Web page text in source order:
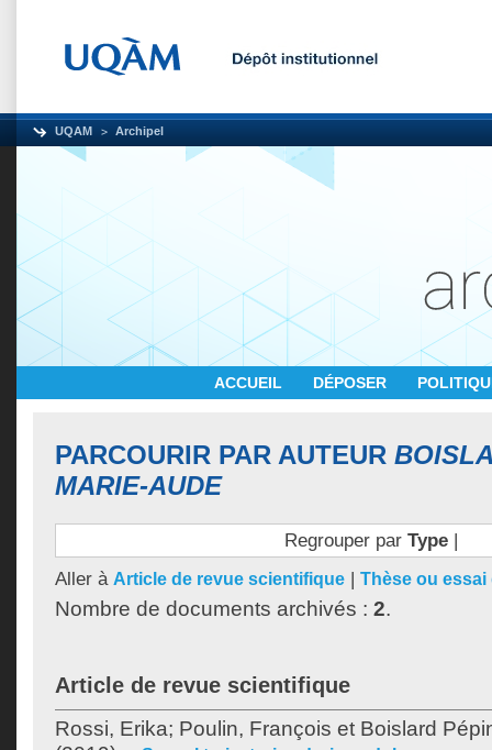
UQAM Archipel
ACCUEIL DÉPOSER
PARCOURIR PAR AUTEUR
MARIE-AUDE
Regrouper par Type|
Aller à Article de revue scientifique | Thèse ou
Nombre de documents archivés : 2.
Article de revue scientifique
Rossi, Erika; Poulin, François et Boislard